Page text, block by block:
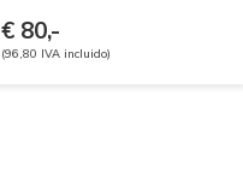
€ 80,-
(96,80 IVA incluido)